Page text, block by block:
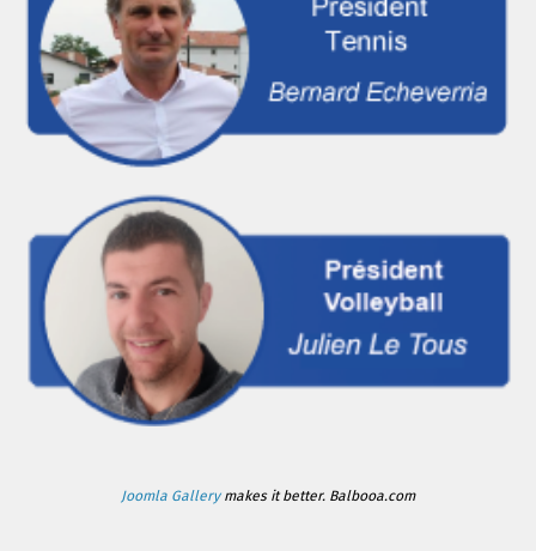
Joomla Gallerymakes it better. Balbooa.com